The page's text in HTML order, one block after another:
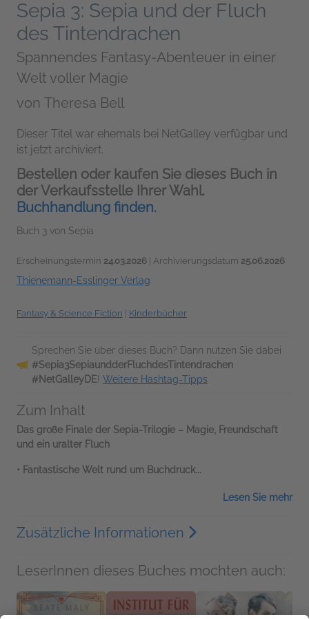
Sepia 3: Sepia und der Fluch
des Tintendrachen
Spannendes Fantasy-Abenteuer in einer
Welt voller Magie
von Theresa Bell
Dieser Titel war ehemals bei NetGalley verfügbar und
ist jetzt archiviert.
Bestellen oder kaufen Sie dieses Buch in
der Verkaufsstelle Ihrer Wahl.
Buchhandlung finden.
Buch 3 von Sepia
Erscheinungstermin 24.03.2026 | Archivierungsdatum 25.06.2026
Thienemann-Esslinger Verlag
Fantasy & Science Fiction Kinderbücher
Sprechen Sie über dieses Buch? Dann nutzen Sie dabei
#Sepia3SepiaundderFluchdesTintendrachen
#NetGalleyDE! Weitere Hashtag-Tipps
Zum Inhalt
Das große Finale der Sepia-Trilogie – Magie, Freundschaft
und ein uralter Fluch
• Fantastische Welt rund um Buchdruck...
Lesen Sie mehr
Zusätzliche Informationen
LeserInnen dieses Buches mochten auch: